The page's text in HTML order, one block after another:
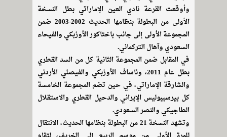
وأوقعت القرعة نادي العين الإماراتي بطل النسخة
الأولى من البطولة بنظامها الحديث 2002-2003 ضمن
المجموعة الأولى إلى جانب باختاكور الأوزبكي والفيحاء
السعودي وآهال التركماني.
في المقابل ضمن المجموعة الثانية كل من السد القطري
بطل عام 2011، وناساف الأوزبكي والفيصلي الأردني
والشارقة الإماراتي، في حين تضم المجموعة الخامسة
كل بيرسيبوليس الإيراني والدحيل القطري والاستقلال
الطاجيكي والنصر السعودي.
وتشهد النسخة 21 من البطولة بنظامها الحديث، الانتقال